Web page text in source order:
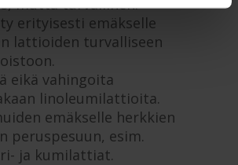
mutta turvallinen.
erityisesti emäkselle
lattioiden turvalliseen
eikä vahingoita
linoleumilattioita.
emäkselle herkkien
peruspesuun, esim.
ja kumilattiat.